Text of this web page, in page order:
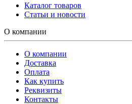
Каталог товаров
Статьи и новости
О компании
О компании
Доставка
Оплата
Как купить
Реквизиты
Контакты